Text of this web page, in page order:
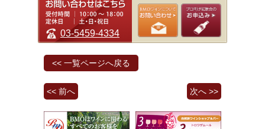
03-5459-4334
<< 一覧ページへ戻る
<< 前へ 次へ >>